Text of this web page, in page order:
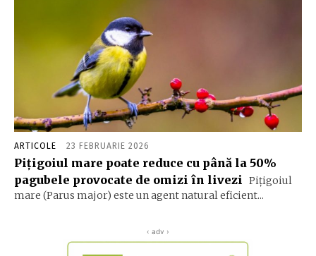
ARTICOLE 23 FEBRUARIE 2026
Pițigoiul mare poate reduce cu până la 50%
pagubele provocate de omizi în livezi
Pițigoiul
mare (Parus major) este un agent natural eficient...
‹ adv ›